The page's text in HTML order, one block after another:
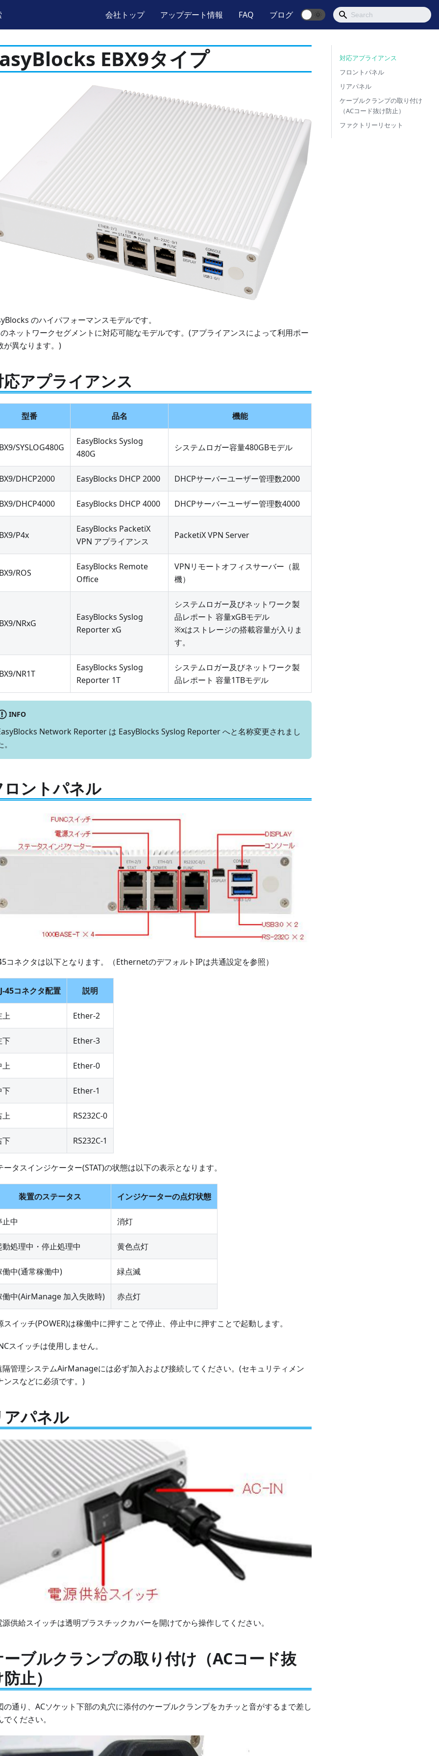
会社トップ アップデート情報 FAQ ブログ 🌞
EBX9タイプ
のハイパフォーマンスモデルです。
ネットワークセグメントに対応可能なモデルです。(アプライアンスによって利用ポー
が異なります。)
応アプライアンス
型番 品名 機能
SYSLOG480G
EasyBlocks Syslog
480G
システムロガー容量480GBモデル
DHCP2000 EasyBlocks DHCP 2000 DHCPサーバーユーザー管理数2000
DHCP4000 EasyBlocks DHCP 4000 DHCPサーバーユーザー管理数4000
P4x
EasyBlocks PacketiX
VPN アプライアンス
PacketiX VPN Server
ROS
EasyBlocks Remote
Office
VPNリモートオフィスサーバー（親
機）
NRxG
EasyBlocks Syslog
Reporter xG
システムロガー及びネットワーク製
品レポート 容量xGBモデル
※xはストレージの搭載容量が入りま
す。
NR1T
EasyBlocks Syslog
Reporter 1T
システムロガー及びネットワーク製
品レポート 容量1TBモデル
INFO
Network Reporter は EasyBlocks Syslog Reporter へと名称変更されまし
ロントパネル
コネクタは以下となります。（EthernetのデフォルトIPは共通設定を参照）
45コネクタ配置 説明
上 Ether-2
下 Ether-3
上 Ether-0
下 Ether-1
上 RS232C-0
下 RS232C-1
ータスインジケーター(STAT)の状態は以下の表示となります。
装置のステータス インジケーターの点灯状態
止中 消灯
動処理中・停止処理中 黄色点灯
働中(通常稼働中) 緑点滅
働中(AirManage 加入失敗時) 赤点灯
スイッチ(POWER)は稼働中に押すことで停止、停止中に押すことで起動します。
スイッチは使用しません。
管理システムAirManageには必ず加入および接続してください。(セキュリティメン
ンスなどに必須です。)
アパネル
供給スイッチは透明プラスチックカバーを開けてから操作してください。
ーブルクランプの取り付け（ACコード抜
止）
の通り、ACソケット下部の丸穴に添付のケーブルクランプをカチッと音がするまで差し
でください。
対応アプライアンス
フロントパネル
リアパネル
ケーブルクランプの取り付け
（ACコード抜け防止）
ファクトリーリセット